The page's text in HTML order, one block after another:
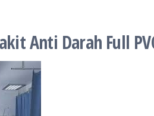
Anti Darah Full